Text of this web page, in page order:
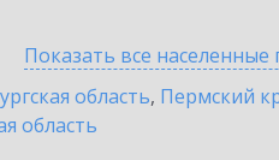
Показать все населенные
область, Пермский
область